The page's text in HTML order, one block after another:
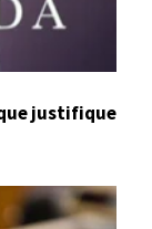
justifique